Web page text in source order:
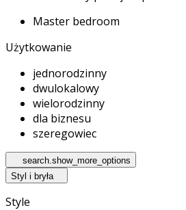
Master bedroom
Użytkowanie
jednorodzinny
dwulokalowy
wielorodzinny
dla biznesu
szeregowiec
search.show_more_options
Styl i bryła
Style